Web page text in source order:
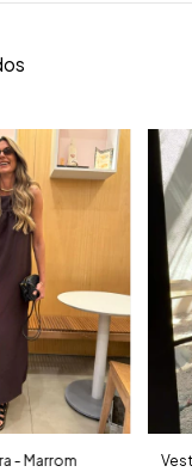
- Marrom